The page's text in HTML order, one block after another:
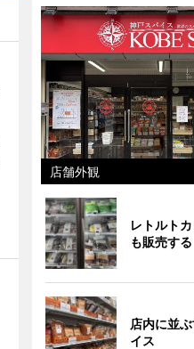
店舗外観
レトルト
も販売する
店内に並
イス